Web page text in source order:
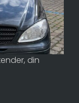
din